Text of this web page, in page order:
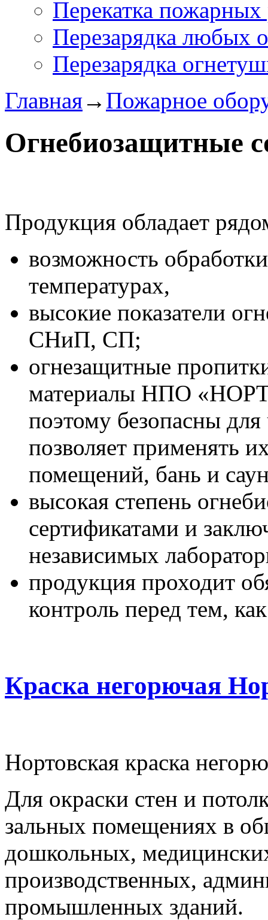
Перекатка пожарных
Перезарядка любых
Перезарядка
Главная→ Пожарное
Огнебиозащитные
Продукция обладает
возможность
температурах,
высокие показатели
СНиП, СП;
огнезащитные
материалы НПО
поэтому безопасны
позволяет применять
помещений, бань и
высокая степень
сертификатами и
независимых
продукция проходит
контроль перед тем,
Краска негорючая
Нортовская краска
Для окраски стен и
зальных помещениях в
дошкольных,
производственных,
промышленных зданий.